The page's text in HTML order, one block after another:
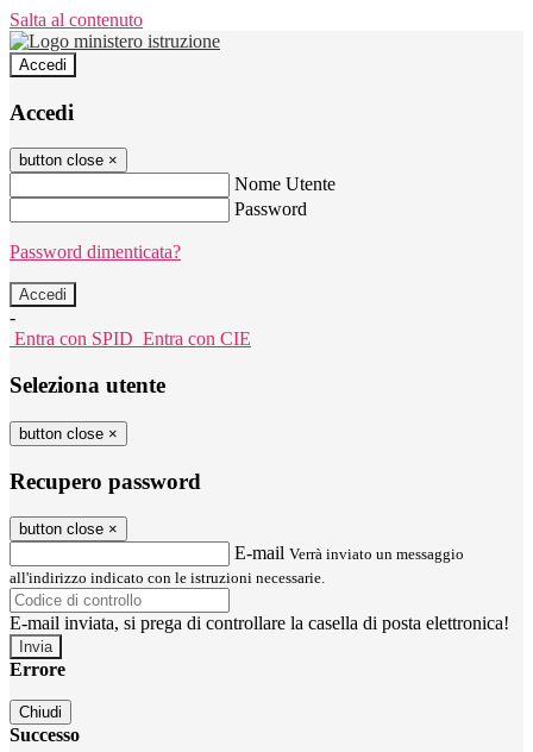
Salta al contenuto
Accedi
Accedi
button close ×
Nome Utente
Password
Password dimenticata?
-
Entra con SPID Entra con CIE
Seleziona utente
button close ×
Recupero password
button close ×
E-mail Verrà inviato un messaggio
all'indirizzo indicato con le istruzioni necessarie.
E-mail inviata, si prega di controllare la casella di posta elettronica!
Errore
Chiudi
Successo